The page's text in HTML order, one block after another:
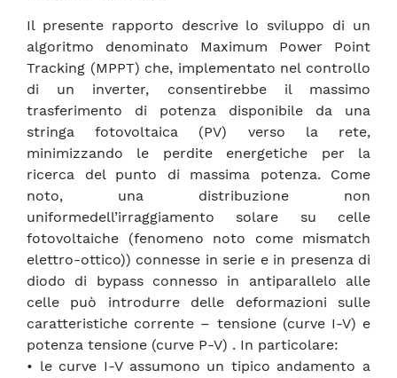
Il presente rapporto descrive lo sviluppo di un
algoritmo denominato Maximum Power Point
Tracking (MPPT) che, implementato nel controllo
di un inverter, consentirebbe il massimo
trasferimento di potenza disponibile da una
stringa fotovoltaica (PV) verso la rete,
minimizzando le perdite energetiche per la
ricerca del punto di massima potenza. Come
noto, una distribuzione non
uniformedell’irraggiamento solare su celle
fotovoltaiche (fenomeno noto come mismatch
elettro-ottico)) connesse in serie e in presenza di
diodo di bypass connesso in antiparallelo alle
celle può introdurre delle deformazioni sulle
caratteristiche corrente – tensione (curve I-V) e
potenza tensione (curve P-V) . In particolare:
• le curve I-V assumono un tipico andamento a